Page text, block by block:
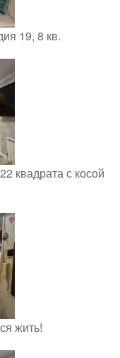
19, 8 кв.
квадрата с косой
жить!